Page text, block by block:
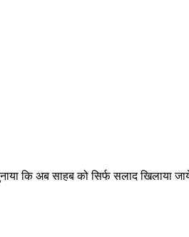
कि अब साहब को सिर्फ सलाद खिलाया